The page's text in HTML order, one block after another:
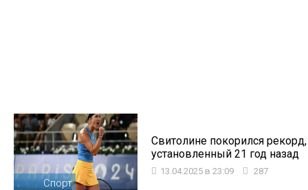
Спорт
Свитолине покорился рекорд,
установленный 21 год назад
13.04.2025 в 23:09 287